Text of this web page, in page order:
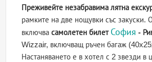
Преживейте незабравима лятна
рамките на две нощувки със закуски.
включвасамолетен билет София -
Wizzair, включващ ръчен багаж
Настаняването е в хотел с 2 звезди в